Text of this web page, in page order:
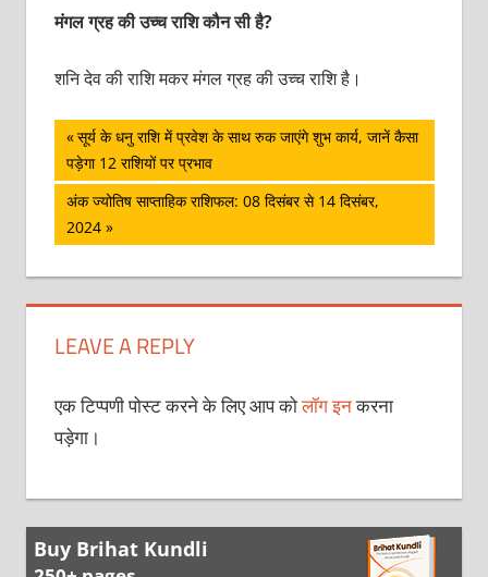
मंगल ग्रह की उच्च राशि कौन सी है?
शनि देव की राशि मकर मंगल ग्रह की उच्च राशि है।
पोस्ट
नेविगेशन
Previous
Post:
सूर्य के धनु राशि में प्रवेश के साथ रुक जाएंगे शुभ कार्य, जानें कैसा
पड़ेगा 12 राशियों पर प्रभाव
Next
Post:
अंक ज्योतिष साप्ताहिक राशिफल: 08 दिसंबर से 14 दिसंबर,
2024
LEAVE A REPLY
एक टिप्पणी पोस्ट करने के लिए आप कोलॉग इनकरना
पड़ेगा।
Buy Brihat Kundli